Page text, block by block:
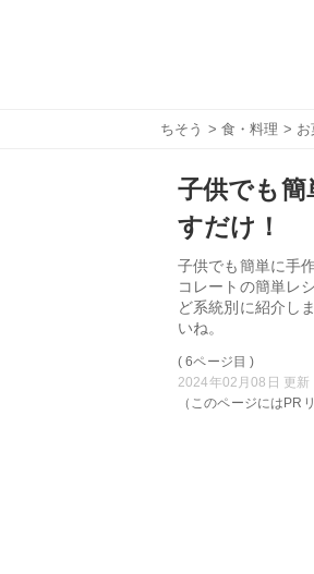
ちそう > 食・料理 >
子供でも
すだけ！
子供でも簡単に手
コレートの簡単レ
ど系統別に紹介し
いね。
( 6ページ目 )
2024年02月08日 更新
（このページにはPR